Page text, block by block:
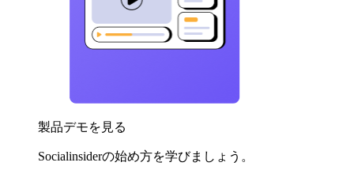
製品デモを見る
Socialinsiderの始め方を学びましょう。